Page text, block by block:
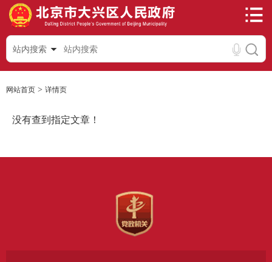
站内搜索
网站首页 > 详情页
没有查到指定文章！